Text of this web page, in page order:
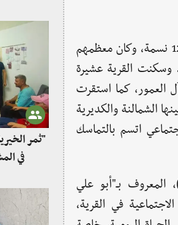
بلغ عدد سكان المحجار قبل عام 1967 نحو 1200 نسمة، وكان معظمهم
وسكنت القرية عشيرة
العمور، كما استقرت
هجرتها نكبة عام 1948، من بينها الشمالنة والكديرية
اتسم بالتماسك
الحاج مصطفى الوني (مواليد 1930)، المعروف بـ"أبو علي
في القرية،
"ثمر
في